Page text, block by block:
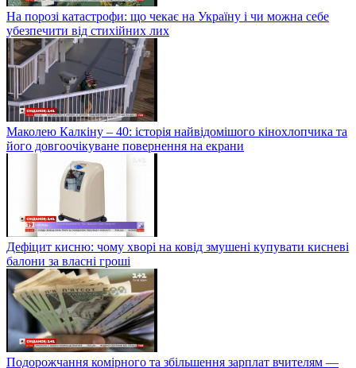
На порозі катастрофи: що чекає на Україну і чи можна себе
убезпечити від стихійних лих
Маколею Калкіну – 40: історія найвідомішого кінохлопчика та
його довгоочікуване повернення на екрани
Дефіцит кисню: чому хворі на ковід змушені купувати кисневі
балони за власні гроші
Подорожчання комірного та збільшення зарплат вчителям —